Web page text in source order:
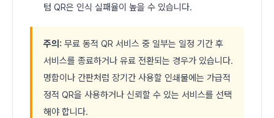
텀 QR은 인식 실패율이 높을 수 있습니다.
주의: 무료 동적 QR 서비스 중 일부는 일정 기간 후
서비스를 종료하거나 유료 전환되는 경우가 있습니다.
명함이나 간판처럼 장기간 사용할 인쇄물에는 가급적
정적 QR을 사용하거나 신뢰할 수 있는 서비스를 선택
해야 합니다.